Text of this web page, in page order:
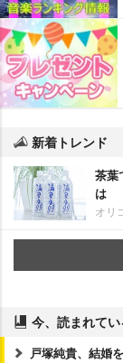
新着トレンド
茶葉
は
オリ
今、読まれて
戸塚純貴、結婚